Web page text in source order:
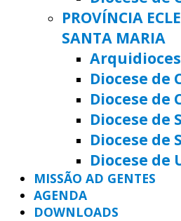
PROVÍNCIA
SANTA MARIA
Diocese de
Diocese de
Diocese de
Diocese de
Diocese de
MISSÃO AD GENTES
AGENDA
DOWNLOADS